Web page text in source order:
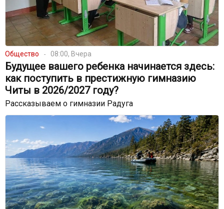
Общество 08:00, Вчера
Будущее вашего ребенка начинается здесь:
как поступить в престижную гимназию
Читы в 2026/2027 году?
Рассказываем о гимназии Радуга